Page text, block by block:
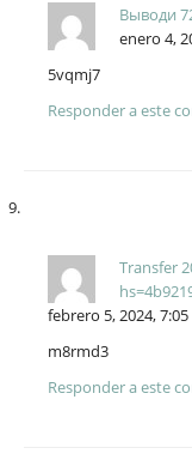
Bывoди
enero 4,
5vqmj7
Responder a este
Transfer
febrero 5, 2024,
m8rmd3
Responder a este